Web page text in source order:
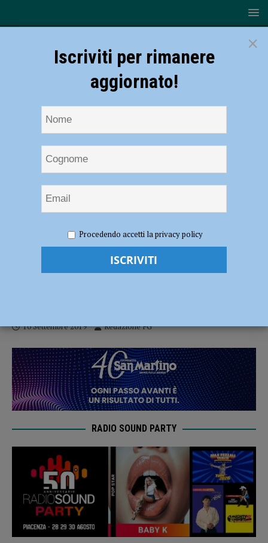
Pomarelli, la difesa di Massimo Sebastiani chiederà la perizia
psichiatrica
Omicidio Pomarelli, la difesa di Massimo
10 Settembre 2019 Redazione FG
RADIO SOUND PARTY
×
Iscriviti per rimanere
aggiornato!
Procedendo accetti la privacy policy